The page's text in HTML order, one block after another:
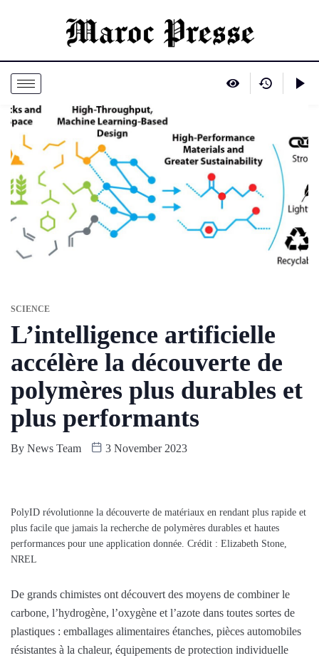
SCIENCE
L’intelligence artificielle
accélère la découverte de
polymères plus durables et
plus performants
By News Team 3 November 2023
PolyID révolutionne la découverte de matériaux en rendant plus rapide et
plus facile que jamais la recherche de polymères durables et hautes
performances pour une application donnée. Crédit : Elizabeth Stone,
NREL
De grands chimistes ont découvert des moyens de combiner le
carbone, l’hydrogène, l’oxygène et l’azote dans toutes sortes de
plastiques : emballages alimentaires étanches, pièces automobiles
résistantes à la chaleur, équipements de protection individuelle